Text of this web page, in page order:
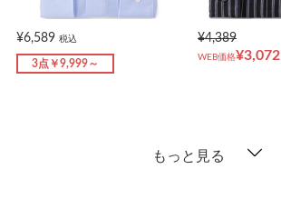
¥6,589 税込
3点￥9,999～
¥4,389
WEB価格¥3,072
もっと見る